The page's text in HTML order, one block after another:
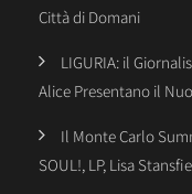
Città di Domani
LIGURIA: il
Alice Presentano il
Il Monte Carlo
SOUL!, LP, Lisa